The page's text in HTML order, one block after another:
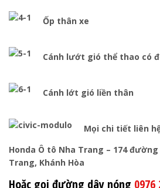
Ốp thân xe
Cánh lướt gió thể thao có
Cánh lớt gió liền thân
Mọi chi tiết liên
Honda Ô tô Nha Trang – 174
Trang, Khánh Hòa
Hoặc gọi đường dây nóng 0976